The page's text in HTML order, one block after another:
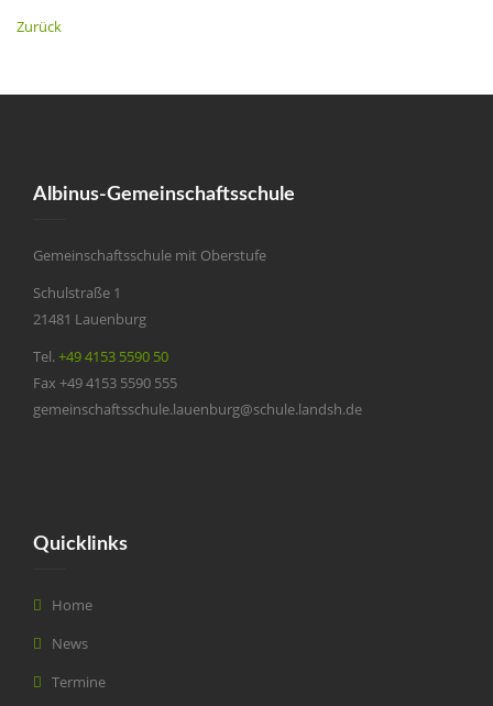
Zurück
Albinus-Gemeinschaftsschule
Gemeinschaftsschule mit Oberstufe
Schulstraße 1
21481 Lauenburg
Tel.+49 4153 5590 50
Fax +49 4153 5590 555
gemeinschaftsschule.lauenburg@schule.landsh.de
Quicklinks
Home
News
Termine